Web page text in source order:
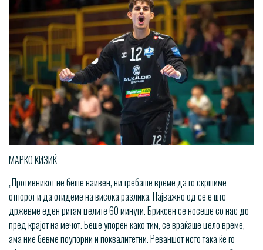
МАРКО КИЗИЌ
„Противникот не беше наивен, ни требаше време да го скршиме
отпорот и да отидеме на висока разлика. Најважно од се е што
држевме еден ритам целите 60 минути. Бриксен се носеше со нас до
пред крајот на мечот. Беше упорен како тим, се враќаше цело време,
ама ние бевме поупорни и поквалитетни. Реваншот исто така ќе го